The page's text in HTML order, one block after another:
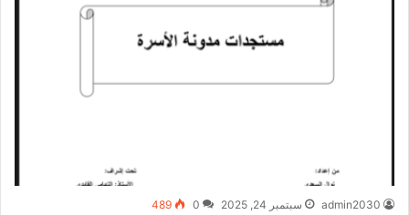
admin2030 سبتمبر 24, 2025 0
489